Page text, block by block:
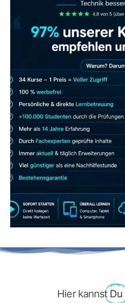
LERNEN
Hier kannst Du